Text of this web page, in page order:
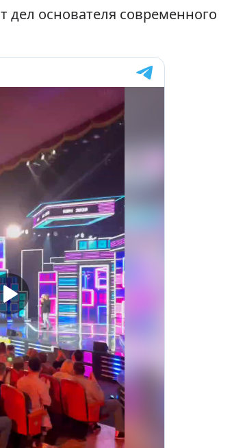
основателя современного